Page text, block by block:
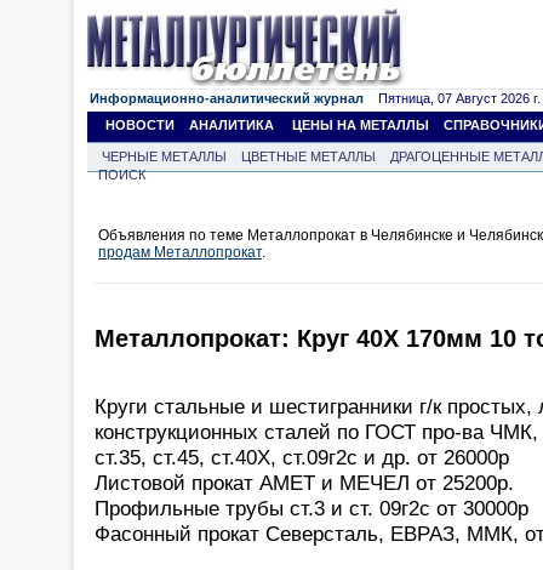
Информационно-аналитический журнал Пятница, 07 Август 2026 г.
НОВОСТИ
АНАЛИТИКА ЦЕНЫ НА МЕТАЛЛЫ
ЧЕРНЫЕ МЕТАЛЛЫ ЦВЕТНЫЕ МЕТАЛЛЫ
ДРАГОЦЕННЫЕ
ПОИСК
Объявления по теме Металлопрокат в Челябинске и
продам Металлопрокат.
Металлопрокат: Круг 40Х 170мм 10
Круги стальные и шестигранники г/к простых,
конструкционных сталей по ГОСТ про-ва
ст.35, ст.45, ст.40Х, ст.09г2с и др. от 26000р
Листовой прокат АМЕТ и МЕЧЕЛ от 25200р.
Профильные трубы ст.3 и ст. 09г2с от 30000р
Фасонный прокат Северсталь, ЕВРАЗ, ММК,